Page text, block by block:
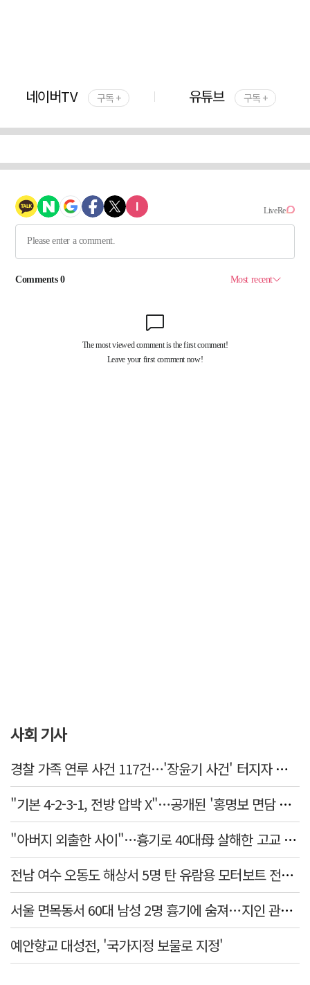
네이버TV 구독 + 유튜브 구독 +
사회 기사
경찰 가족 연루 사건 117건…'장윤기 사건' 터지자 뒤늦게 전수조사
"기본 4-2-3-1, 전방 압박 X"…공개된 '홍명보 면담 수첩'
"아버지 외출한 사이"…흉기로 40대母 살해한 고교 자퇴생, 구속 기로에
전남 여수 오동도 해상서 5명 탄 유람용 모터보트 전복…2명 숨져
서울 면목동서 60대 남성 2명 흉기에 숨져…지인 관계로 추정
예안향교 대성전, '국가지정 보물로 지정'